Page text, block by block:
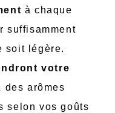
à chaque
suffisamment
soit légère.
votre
des arômes
selon vos goûts